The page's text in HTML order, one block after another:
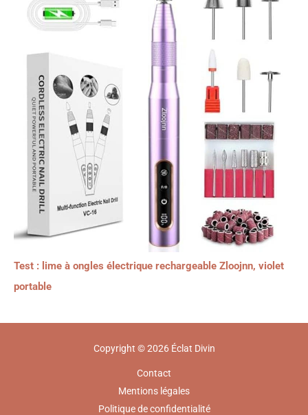
Test : lime à ongles électrique rechargeable Zloojnn, violet
portable
Copyright © 2026 Éclat Divin
Contact
Mentions légales
Politique de confidentialité